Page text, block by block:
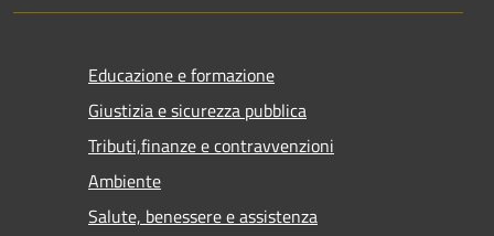
Educazione e formazione
Giustizia e sicurezza pubblica
Tributi,finanze e contravvenzioni
Ambiente
Salute, benessere e assistenza